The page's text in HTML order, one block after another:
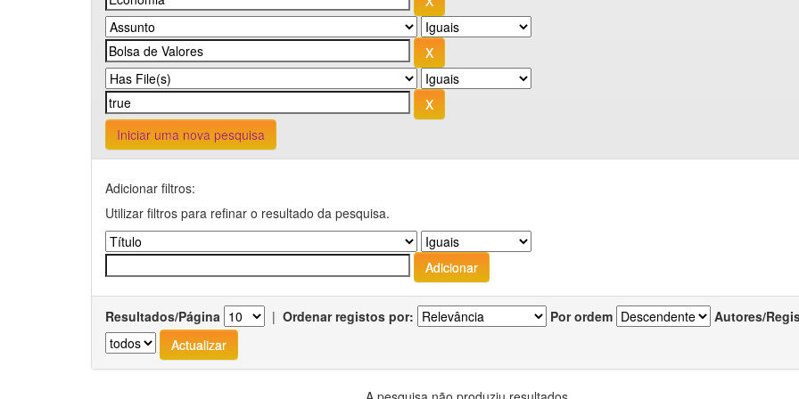
Iniciar uma nova pesquisa
Adicionar filtros:
Utilizar filtros para refinar o resultado da pesquisa.
Resultados/Página | Ordenar registos por: Por ordem Autores/